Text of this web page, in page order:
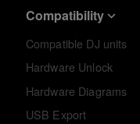
Compatibility
Compatible DJ units
Hardware Unlock
Hardware Diagrams
USB Export